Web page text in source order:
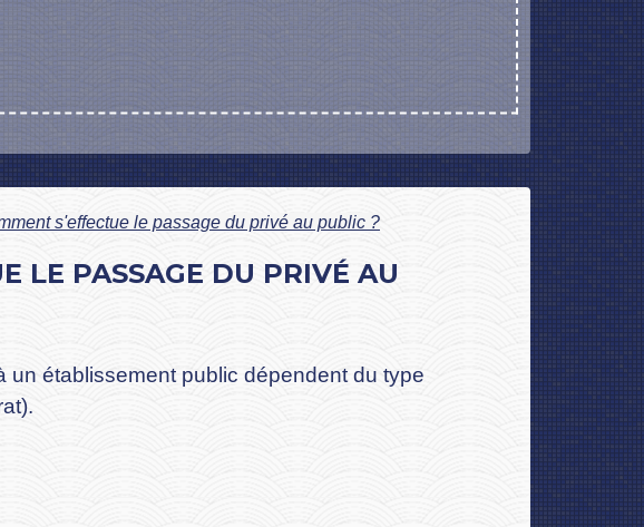
s'effectue le passage du privé au public ?
LE PASSAGE DU PRIVÉ AU
établissement public dépendent du type